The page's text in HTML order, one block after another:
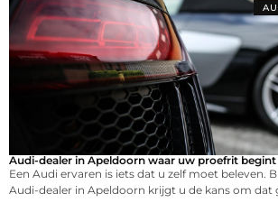
Audi-dealer in Apeldoorn waar uw proefrit begint
Een Audi ervaren is iets dat u zelf moet beleven.
Audi-dealer in Apeldoorn krijgt u de kans om dat